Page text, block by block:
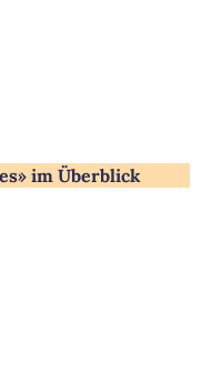
im Überblick